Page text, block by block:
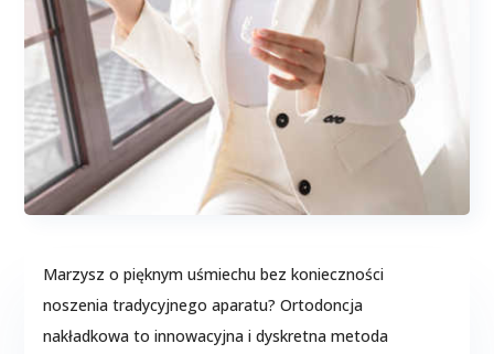
Marzysz o pięknym uśmiechu bez konieczności
noszenia tradycyjnego aparatu? Ortodoncja
nakładkowa to innowacyjna i dyskretna metoda